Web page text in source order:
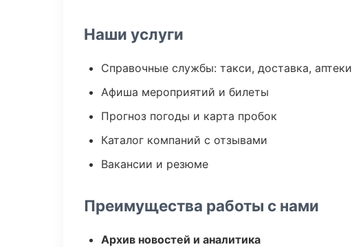
Наши услуги
Справочные службы: такси, доставка, аптеки
Афиша мероприятий и билеты
Прогноз погоды и карта пробок
Каталог компаний с отзывами
Вакансии и резюме
Преимущества работы с нами
Архив новостей и аналитика